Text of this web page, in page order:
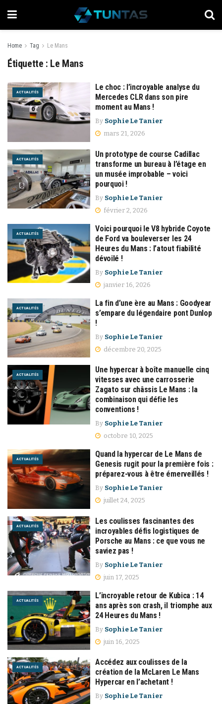
Home Tag Le Mans
Étiquette : Le Mans
ACTUALITÉS
Le choc : l’incroyable analyse du
Mercedes CLR dans son pire
moment au Mans !
By Sophie Le Tanier
mars 21, 2026
ACTUALITÉS
Un prototype de course Cadillac
transforme un bureau à l’étage en
un musée improbable – voici
pourquoi !
By Sophie Le Tanier
février 2, 2026
ACTUALITÉS
Voici pourquoi le V8 hybride Coyote
de Ford va bouleverser les 24
Heures du Mans : l’atout fiabilité
dévoilé !
By Sophie Le Tanier
janvier 16, 2026
ACTUALITÉS
La fin d’une ère au Mans : Goodyear
s’empare du légendaire pont Dunlop
!
By Sophie Le Tanier
décembre 20, 2025
ACTUALITÉS
Une hypercar à boîte manuelle cinq
vitesses avec une carrosserie
Zagato sur châssis Le Mans : la
combinaison qui défie les
conventions !
By Sophie Le Tanier
octobre 10, 2025
ACTUALITÉS
Quand la hypercar de Le Mans de
Genesis rugit pour la première fois :
préparez-vous à être émerveillés !
By Sophie Le Tanier
juillet 24, 2025
ACTUALITÉS
Les coulisses fascinantes des
incroyables défis logistiques de
Porsche au Mans : ce que vous ne
saviez pas !
By Sophie Le Tanier
juin 17, 2025
ACTUALITÉS
L’incroyable retour de Kubica : 14
ans après son crash, il triomphe aux
24 Heures du Mans !
By Sophie Le Tanier
juin 16, 2025
ACTUALITÉS
Accédez aux coulisses de la
création de la McLaren Le Mans
Hypercar en l’achetant !
By Sophie Le Tanier